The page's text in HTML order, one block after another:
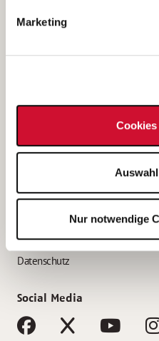
Marketing
Nur notwendige
Bewerbung als
Bewerbung als Erzieher*in
AWO Gliederungen nach
Impressum
Datenschutz
Social Media